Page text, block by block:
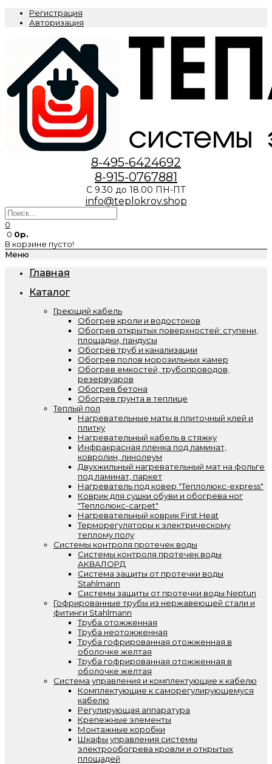
Регистрация
Авторизация
8-495-6424692
8-915-0767881
С 9.30 до 18.00 ПН-ПТ
info@teplokrov.shop
0
0 0р.
В корзине пусто!
Меню
Главная
Каталог
Греющий кабель
Обогрев кроли и водостоков
Обогрев открытых поверхностей: ступени,
площадки, пандусы
Обогрев труб и канализации
Обогрев полов морозильных камер
Обогрев емкостей, трубопроводов,
резервуаров
Обогрев бетона
Обогрев грунта в теплице
Теплый пол
Нагревательные маты в плиточный клей и
плитку
Нагревательный кабель в стяжку
Инфракрасная пленка под ламинат,
ковролин, линолеум
Двухжильный нагревательный мат на фольге
под ламинат, паркет
Нагреватель под ковер "Теплолюкс-express"
Коврик для сушки обуви и обогрева ног
"Теплолюкс-carpet"
Нагревательный коврик First Heat
Терморегуляторы к электрическому
теплому полу
Системы контроля протечек воды
Системы контроля протечек воды
АКВАЛОРД
Система защиты от протечки воды
Stahlmann
Системы защиты от протечки воды Neptun
Гофрированные трубы из нержавеющей стали и
фитинги Stahlmann
Труба отожженная
Труба неотожженная
Труба гофрированная отожженная в
оболочке желтая
Труба гофрированная отожженная в
оболочке желтая
Система управления и комплектующие к кабелю
Комплектующие к саморегулирующемуся
кабелю
Регулирующая аппаратура
Крепежные элементы
Монтажные коробки
Шкафы управления системы
электрообогрева кровли и открытых
площадей